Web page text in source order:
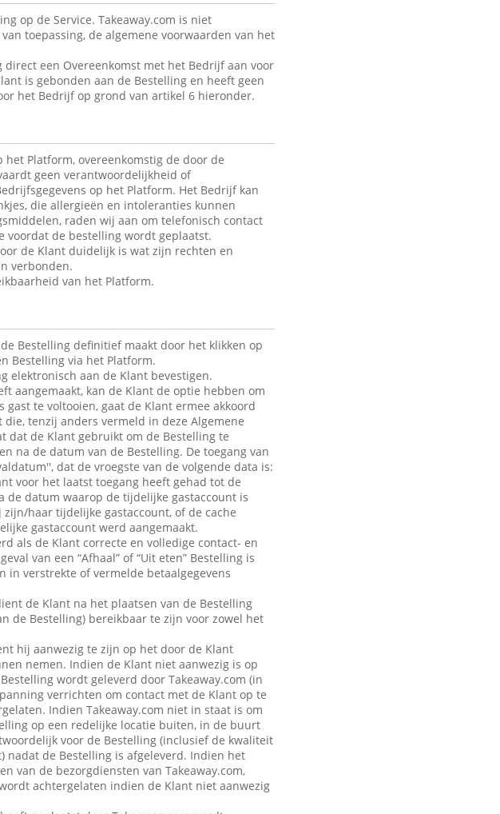
op de Service. Takeaway.com is niet
toepassing, de algemene voorwaarden van het
een Overeenkomst met het Bedrijf aan voor
is gebonden aan de Bestelling en heeft geen
het Bedrijf op grond van artikel 6 hieronder.
Platform, overeenkomstig de door de
geen verantwoordelijkheid of
op het Platform. Het Bedrijf kan
die allergieën en intoleranties kunnen
raden wij aan om telefonisch contact
de bestelling wordt geplaatst.
de Klant duidelijk is wat zijn rechten en
verbonden.
van het Platform.
Bestelling definitief maakt door het klikken op
Bestelling via het Platform.
elektronisch aan de Klant bevestigen.
aangemaakt, kan de Klant de optie hebben om
te voltooien, gaat de Klant ermee akkoord
tenzij anders vermeld in deze Algemene
dat de Klant gebruikt om de Bestelling te
na de datum van de Bestelling. De toegang van
dat de vroegste van de volgende data is:
voor het laatst toegang heeft gehad tot de
datum waarop de tijdelijke gastaccount is
haar tijdelijke gastaccount, of de cache
gastaccount werd aangemaakt.
als de Klant correcte en volledige contact- en
van een “Afhaal” of “Uit eten” Bestelling is
verstrekte of vermelde betaalgegevens
de Klant na het plaatsen van de Bestelling
de Bestelling) bereikbaar te zijn voor zowel het
hij aanwezig te zijn op het door de Klant
nemen. Indien de Klant niet aanwezig is op
wordt geleverd door Takeaway.com (in
verrichten om contact met de Klant op te
Indien Takeaway.com niet in staat is om
op een redelijke locatie buiten, in de buurt
voor de Bestelling (inclusief de kwaliteit
nadat de Bestelling is afgeleverd. Indien het
van de bezorgdiensten van Takeaway.com,
achtergelaten indien de Klant niet aanwezig